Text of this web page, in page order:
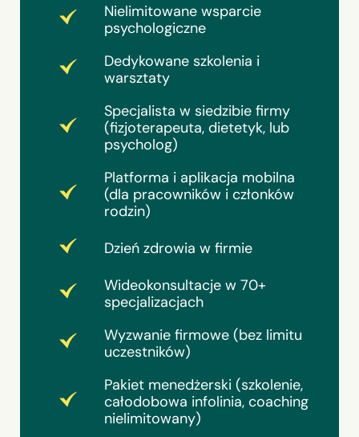
Nielimitowane wsparcie
psychologiczne
Dedykowane szkolenia i
warsztaty
Specjalista w siedzibie firmy
(fizjoterapeuta, dietetyk, lub
psycholog)
Platforma i aplikacja mobilna
(dla pracowników i członków
rodzin)
Dzień zdrowia w firmie
Wideokonsultacje w 70+
specjalizacjach
Wyzwanie firmowe (bez limitu
uczestników)
Pakiet menedżerski (szkolenie,
całodobowa infolinia, coaching
nielimitowany)